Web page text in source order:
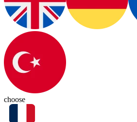
choose